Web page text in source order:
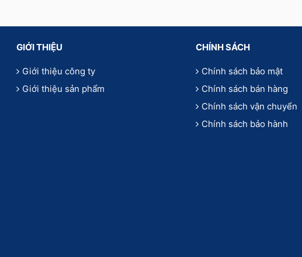
GIỚI THIỆU
Giới thiệu công ty
Giới thiệu sản phẩm
CHÍNH SÁCH
Chính sách bảo mật
Chính sách bán hàng
Chính sách vận chuyển
Chính sách bảo hành